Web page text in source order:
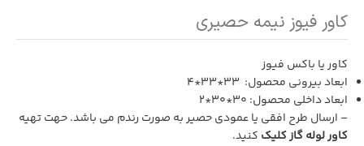
کاور فیوز نیمه حصیری
کاور یا باکس فیوز
ابعاد بیرونی محصول: 33*33*4
ابعاد داخلی محصول: 30*30*2
– ارسال طرح افقی یا عمودی حصیر به صورت رندم می باشد. حهت تهیه
کاور لوله گاز کلیک کنید.